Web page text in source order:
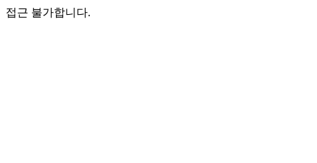
접근 불가합니다.